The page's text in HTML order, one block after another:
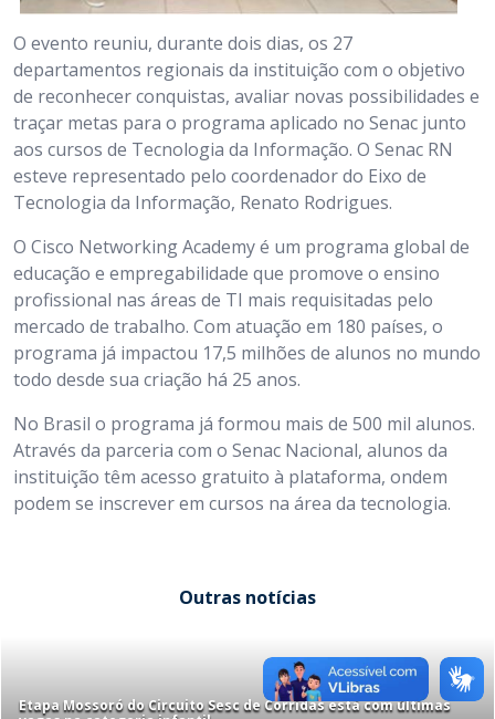
O evento reuniu, durante dois dias, os 27
departamentos regionais da instituição com o objetivo
de reconhecer conquistas, avaliar novas possibilidades e
traçar metas para o programa aplicado no Senac junto
aos cursos de Tecnologia da Informação. O Senac RN
esteve representado pelo coordenador do Eixo de
Tecnologia da Informação, Renato Rodrigues.
O Cisco Networking Academy é um programa global de
educação e empregabilidade que promove o ensino
profissional nas áreas de TI mais requisitadas pelo
mercado de trabalho. Com atuação em 180 países, o
programa já impactou 17,5 milhões de alunos no mundo
todo desde sua criação há 25 anos.
No Brasil o programa já formou mais de 500 mil alunos.
Através da parceria com o Senac Nacional, alunos da
instituição têm acesso gratuito à plataforma, ondem
podem se inscrever em cursos na área da tecnologia.
Outras notícias
Etapa Mossoró do Circuito Sesc de Corridas está com últimas